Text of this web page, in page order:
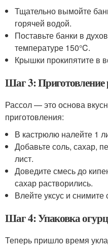
Тщательно вымойте
горячей водой.
Поставьте банки в
температуре 150°C.
Крышки прокипятите в
Шаг 3: Приготовление
Рассол — это основа
приготовления:
В кастрюлю налейте 1
Добавьте соль, сахар,
лист.
Доведите смесь до
сахар растворились.
Влейте уксус и снимите
Шаг 4: Упаковка
Теперь пришло время